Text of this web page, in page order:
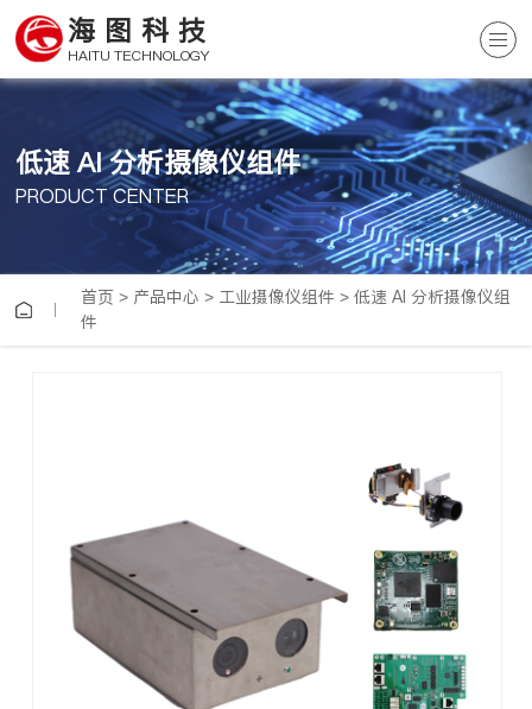
海图科技
HAITU TECHNOLOGY
低速 AI 分析摄像仪组件
PRODUCT CENTER
首页 > 产品中心 > 工业摄像仪组件 >低速 AI 分析摄像仪组
件